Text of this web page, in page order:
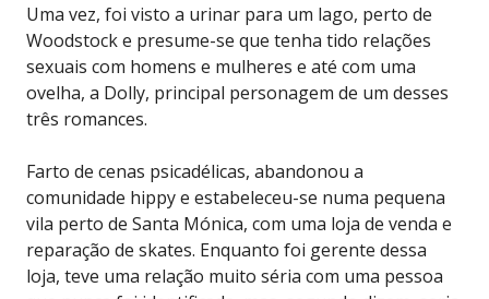
Uma vez, foi visto a urinar para um lago, perto de
Woodstock e presume-se que tenha tido relações
sexuais com homens e mulheres e até com uma
ovelha, a Dolly, principal personagem de um desses
três romances.
Farto de cenas psicadélicas, abandonou a
comunidade hippy e estabeleceu-se numa pequena
vila perto de Santa Mónica, com uma loja de venda e
reparação de skates. Enquanto foi gerente dessa
loja, teve uma relação muito séria com uma pessoa